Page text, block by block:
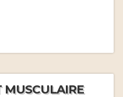
MUSCULAIRE